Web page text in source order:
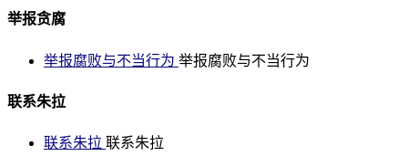
举报贪腐
举报腐败与不当行为 举报腐败与不当行为
联系朱拉
联系朱拉 联系朱拉